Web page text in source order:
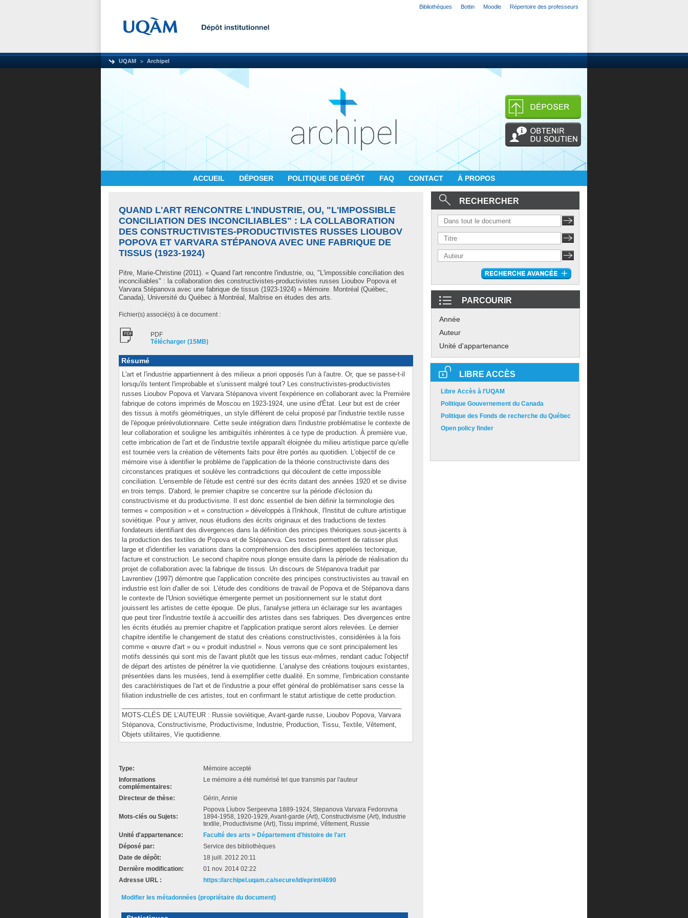
Bibliothèques Bottin Moodle Répertoire des professeurs
UQAM Archipel
ACCUEIL DÉPOSER POLITIQUE DE DÉPÔT FAQ CONTACT À PROPOS
QUAND L'ART RENCONTRE L'INDUSTRIE, OU, "L'IMPOSSIBLE
CONCILIATION DES INCONCILIABLES" : LA COLLABORATION
DES CONSTRUCTIVISTES-PRODUCTIVISTES RUSSES LIOUBOV
POPOVA ET VARVARA STÉPANOVA AVEC UNE FABRIQUE DE
TISSUS (1923-1924)
Pitre, Marie-Christine (2011). « Quand l'art rencontre l'industrie, ou, "L'impossible conciliation des
inconciliables" : la collaboration des constructivistes-productivistes russes Lioubov Popova et
Varvara Stépanova avec une fabrique de tissus (1923-1924) » Mémoire. Montréal (Québec,
Canada), Université du Québec à Montréal, Maîtrise en études des arts.
Fichier(s) associé(s) à ce document :
PDF
Télécharger (15MB)
Résumé
L'art et l'industrie appartiennent à des milieux a priori opposés l'un à l'autre. Or, que se passe-t-il
lorsqu'ils tentent l'improbable et s'unissent malgré tout? Les constructivistes-productivistes
russes Lioubov Popova et Varvara Stépanova vivent l'expérience en collaborant avec la Première
fabrique de cotons imprimés de Moscou en 1923-1924, une usine d'État. Leur but est de créer
des tissus à motifs géométriques, un style différent de celui proposé par l'industrie textile russe
de l'époque prérévolutionnaire. Cette seule intégration dans l'industrie problématise le contexte de
leur collaboration et souligne les ambiguïtés inhérentes à ce type de production. À première vue,
cette imbrication de l'art et de l'industrie textile apparaît éloignée du milieu artistique parce qu'elle
est tournée vers la création de vêtements faits pour être portés au quotidien. L'objectif de ce
mémoire vise à identifier le problème de l'application de la théorie constructiviste dans des
circonstances pratiques et soulève les contradictions qui découlent de cette impossible
conciliation. L'ensemble de l'étude est centré sur des écrits datant des années 1920 et se divise
en trois temps. D'abord, le premier chapitre se concentre sur la période d'éclosion du
constructivisme et du productivisme. Il est donc essentiel de bien définir la terminologie des
termes « composition » et « construction » développés à l'Inkhouk, l'Institut de culture artistique
soviétique. Pour y arriver, nous étudions des écrits originaux et des traductions de textes
fondateurs identifiant des divergences dans la définition des principes théoriques sous-jacents à
la production des textiles de Popova et de Stépanova. Ces textes permettent de ratisser plus
large et d'identifier les variations dans la compréhension des disciplines appelées tectonique,
facture et construction. Le second chapitre nous plonge ensuite dans la période de réalisation du
projet de collaboration avec la fabrique de tissus. Un discours de Stépanova traduit par
Lavrentiev (1997) démontre que l'application concrète des principes constructivistes au travail en
industrie est loin d'aller de soi. L'étude des conditions de travail de Popova et de Stépanova dans
le contexte de l'Union soviétique émergente permet un positionnement sur le statut dont
jouissent les artistes de cette époque. De plus, l'analyse jettera un éclairage sur les avantages
que peut tirer l'industrie textile à accueillir des artistes dans ses fabriques. Des divergences entre
les écrits étudiés au premier chapitre et l'application pratique seront alors relevées. Le dernier
chapitre identifie le changement de statut des créations constructivistes, considérées à la fois
comme « œuvre d'art » ou « produit industriel ». Nous verrons que ce sont principalement les
motifs dessinés qui sont mis de l'avant plutôt que les tissus eux-mêmes, rendant caduc l'objectif
de départ des artistes de pénétrer la vie quotidienne. L'analyse des créations toujours existantes,
présentées dans les musées, tend à exemplifier cette dualité. En somme, l'imbrication constante
des caractéristiques de l'art et de l'industrie a pour effet général de problématiser sans cesse la
filiation industrielle de ces artistes, tout en confirmant le statut artistique de cette production.
MOTS-CLÉS DE L’AUTEUR : Russie soviétique, Avant-garde russe, Lioubov Popova, Varvara
Stépanova, Constructivisme, Productivisme, Industrie, Production, Tissu, Textile, Vêtement,
Objets utilitaires, Vie quotidienne.
Type:
Mémoire accepté
Informations
complémentaires:
Le mémoire a été numérisé tel que transmis par l'auteur
Directeur de thèse: Gérin, Annie
Mots-clés ou Sujets:
Popova Lìubov Sergeevna 1889-1924, Stepanova Varvara Fedorovna
1894-1958, 1920-1929, Avant-garde (Art), Constructivisme (Art), Industrie
textile, Productivisme (Art), Tissu imprimé, Vêtement, Russie
Unité d'appartenance:
Faculté des arts > Département d'histoire de l'art
Déposé par:
Service des bibliothèques
Date de dépôt:
18 juill. 2012 20:11
Dernière modification:
01 nov. 2014 02:22
Adresse URL :
https://archipel.uqam.ca/secure/id/eprint/4690
Modifier les métadonnées (propriétaire du document)
RECHERCHER
PARCOURIR
Année
Auteur
Unité d'appartenance
LIBRE ACCÈS
Libre Accès à l'UQAM
Politique Gouvernement du Canada
Politique des Fonds de recherche du Québec
Open policy finder